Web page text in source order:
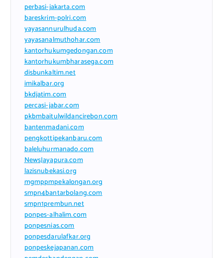
perbasi-jakarta.com
bareskrim-polri.com
yayasannurulhuda.com
yayasanalmuthohar.com
kantorhukumgedongan.com
kantorhukumbharasega.com
disbunkaltim.net
imikalbar.org
bkdjatim.com
percasi-jabar.com
pkbmbaitulwildancirebon.com
bantenmadani.com
pengkottipekanbaru.com
baleluhurmanado.com
NewsJayapura.com
lazisnubekasi.org
mgmppmpekalongan.org
smpn4bantarbolang.com
smpn1prembun.net
ponpes-alhalim.com
ponpesnias.com
ponpesdarulafkar.org
ponpeskejapanan.com